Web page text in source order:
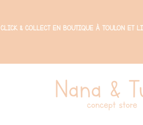
CLICK & COLLECT EN BOUTIQUE À TOULON ET